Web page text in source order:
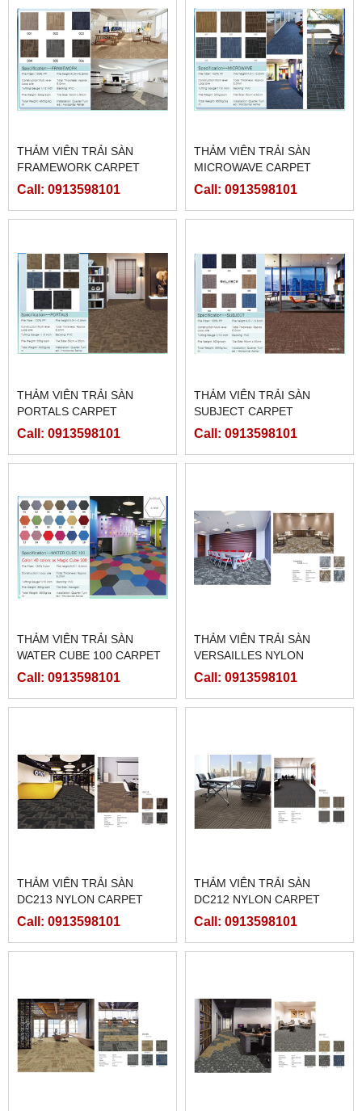
THẢM VIÊN TRẢI SÀN
FRAMEWORK CARPET
Call: 0913598101
THẢM VIÊN TRẢI SÀN
MICROWAVE CARPET
Call: 0913598101
THẢM VIÊN TRẢI SÀN
PORTALS CARPET
Call: 0913598101
THẢM VIÊN TRẢI SÀN
SUBJECT CARPET
Call: 0913598101
THẢM VIÊN TRẢI SÀN
WATER CUBE 100 CARPET
Call: 0913598101
THẢM VIÊN TRẢI SÀN
VERSAILLES NYLON
CARPET
Call: 0913598101
THẢM VIÊN TRẢI SÀN
DC213 NYLON CARPET
Call: 0913598101
THẢM VIÊN TRẢI SÀN
DC212 NYLON CARPET
Call: 0913598101